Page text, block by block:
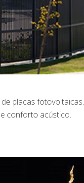
placas fotovoltaicas.
conforto acústico.